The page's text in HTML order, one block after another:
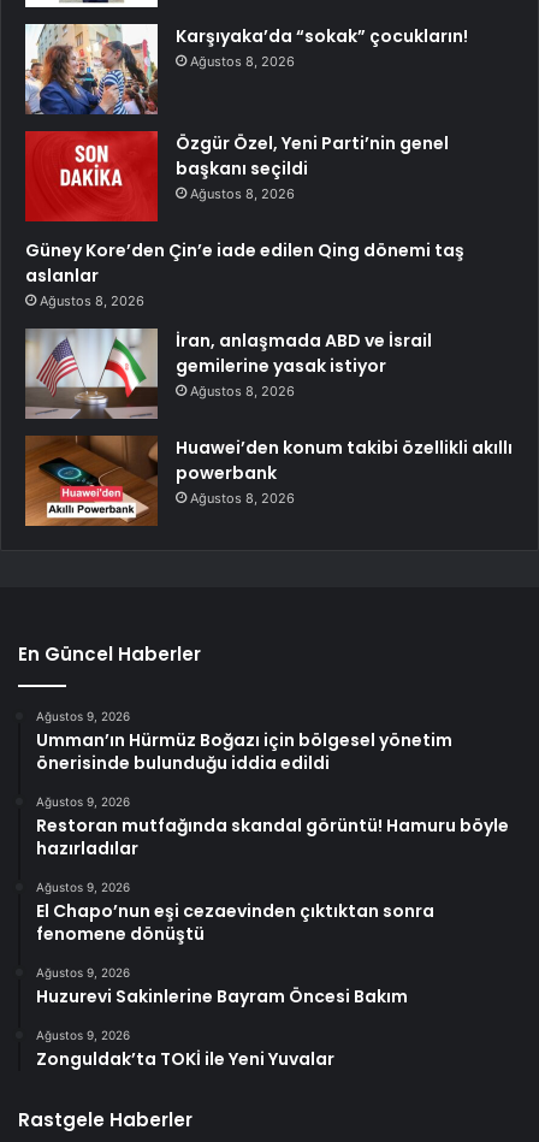
Karşıyaka’da “sokak” çocukların!
Ağustos 8, 2026
Özgür Özel, Yeni Parti’nin genel
başkanı seçildi
Ağustos 8, 2026
Güney Kore’den Çin’e iade edilen Qing dönemi taş
aslanlar
Ağustos 8, 2026
İran, anlaşmada ABD ve İsrail
gemilerine yasak istiyor
Ağustos 8, 2026
Huawei’den konum takibi özellikli akıllı
powerbank
Ağustos 8, 2026
En Güncel Haberler
Ağustos 9, 2026
Umman’ın Hürmüz Boğazı için bölgesel yönetim
önerisinde bulunduğu iddia edildi
Ağustos 9, 2026
Restoran mutfağında skandal görüntü! Hamuru böyle
hazırladılar
Ağustos 9, 2026
El Chapo’nun eşi cezaevinden çıktıktan sonra
fenomene dönüştü
Ağustos 9, 2026
Huzurevi Sakinlerine Bayram Öncesi Bakım
Ağustos 9, 2026
Zonguldak’ta TOKİ ile Yeni Yuvalar
Rastgele Haberler